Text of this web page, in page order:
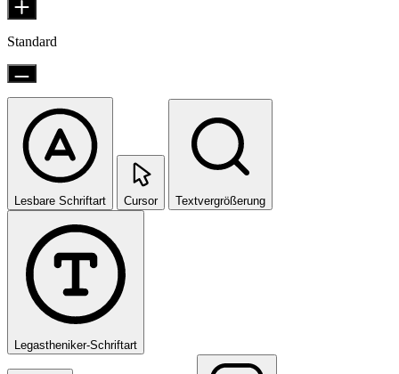
Standard
Lesbare Schriftart Cursor Textvergrößerung
Legastheniker-Schriftart